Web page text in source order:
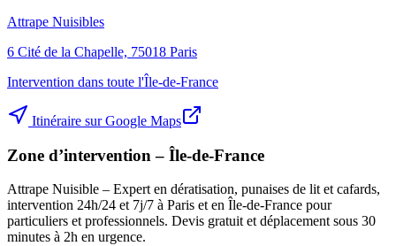
Attrape Nuisibles
6 Cité de la Chapelle, 75018 Paris
Intervention dans toute l'Île-de-France
Itinéraire sur Google Maps
Zone d’intervention – Île-de-France
Attrape Nuisible – Expert en dératisation, punaises de lit et cafards,
intervention 24h/24 et 7j/7 à Paris et en Île-de-France pour
particuliers et professionnels. Devis gratuit et déplacement sous 30
minutes à 2h en urgence.